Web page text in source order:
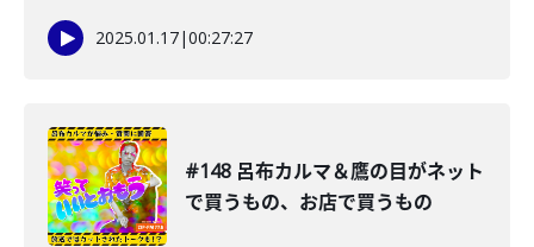
2025.01.17|00:27:27
#148 呂布カルマ＆鷹の目がネット
で買うもの、お店で買うもの